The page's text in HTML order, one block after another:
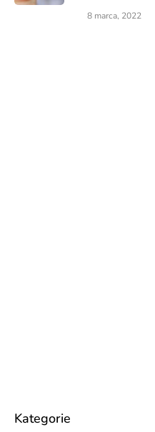
8 marca, 2022
Kategorie